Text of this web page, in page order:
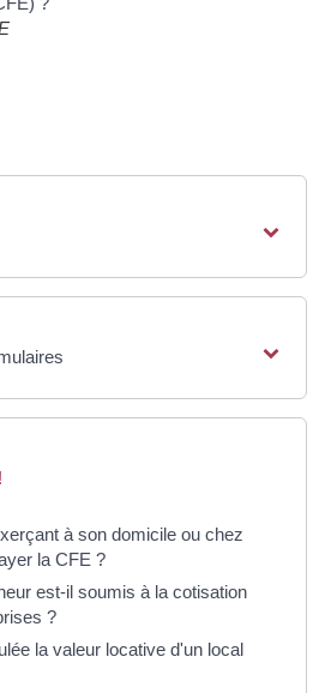
à son domicile ou chez
la CFE ?
est-il soumis à la cotisation
?
la valeur locative d'un local